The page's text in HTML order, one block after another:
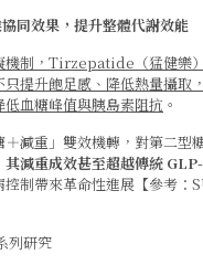
同效果，提升整體代謝效能
機制，Tirzepatide（猛健樂
只提升飽足感、降低熱量攝取
血糖峰值與胰島素阻抗 。
減重」雙效機轉，對第二型
其減重成效甚至超越傳統
制帶來革命性進展【參考：
列研究